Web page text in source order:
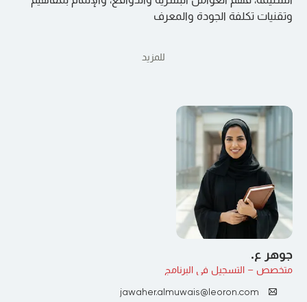
وتقنيات تكلفة الجودة والمعرف
للمزيد
جوهر ع.
متخصص – التسجيل في البرنامج
jawaher.almuwais@leoron.com